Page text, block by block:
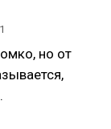
но от